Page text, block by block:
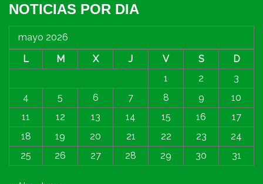
NOTICIAS POR DIA
mayo 2026
L
M X J V S
D
1
2
3
4
5 6 7 8 9
10
11
12 13 14 15 16
17
18
19 20 21 22 23
24
25
26 27 28 29 30 31